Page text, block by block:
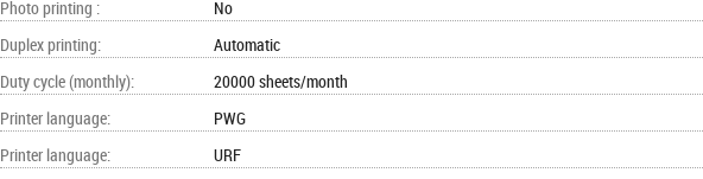
Photo printing :
No
Duplex printing:
Automatic
Duty cycle (monthly):
20000 sheets/month
Printer language:
PWG
Printer language:
URF